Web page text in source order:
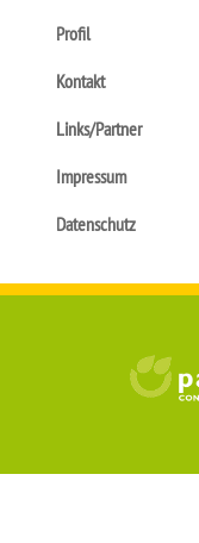
Profil
Kontakt
Links/Partner
Impressum
Datenschutz